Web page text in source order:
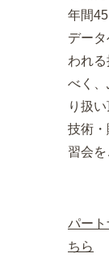
年間
デー
われ
べく
り扱
技術
習会を
パート
ちら